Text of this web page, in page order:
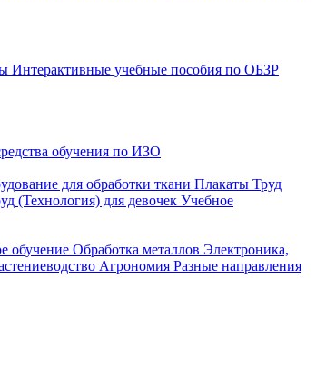
Интерактивные учебные пособия по ОБЗР
обучения по ИЗО
для обработки ткани Плакаты Труд
(Технология) для девочек Учебное
обучение Обработка металлов Электроника,
Агрономия Разные направления